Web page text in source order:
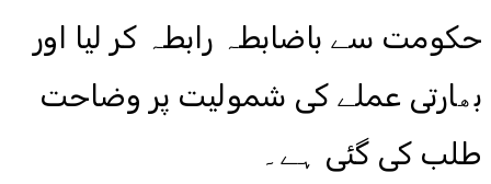
حکومت سے باضابطہ رابطہ کر لیا اور
بھارتی عملے کی شمولیت پر وضاحت
طلب کی گئی ہے۔